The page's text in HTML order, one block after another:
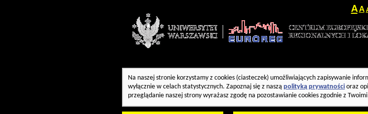
AA
Na naszej stronie korzystamy z cookies (ciasteczek) umożliwiających zapisywanie
wyłącznie w celach statystycznych. Zapoznaj się z naszą polityką prywatności oraz
przeglądanie naszej strony wyrażasz zgodę na pozostawianie cookies zgodnie z